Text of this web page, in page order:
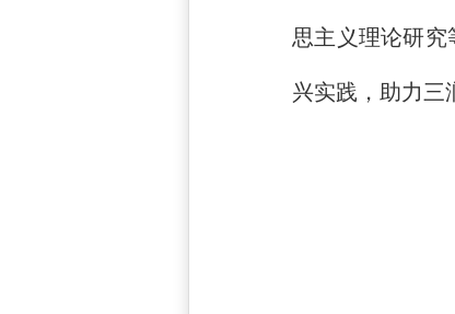
思主义理论研
兴实践，助力三